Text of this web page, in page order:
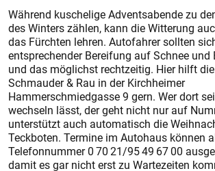
Während kuschelige Adventsabende zu
des Winters zählen, kann die Witterung
das Fürchten lehren. Autofahrer sollten
entsprechender Bereifung auf Schnee und
und das möglichst rechtzeitig. Hier hilft
Schmauder & Rau in der Kirchheimer
Hammerschmiedgasse 9 gern. Wer dort
wechseln lässt, der geht nicht nur auf
unterstützt auch automatisch die
Teckboten. Termine im Autohaus können
Telefonnummer 0 70 21/95 49 67 00
damit es gar nicht erst zu Wartezeiten